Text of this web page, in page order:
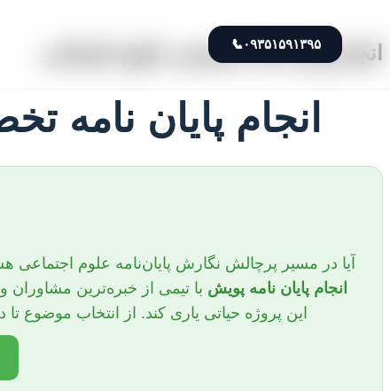
۰۹۳۵۱۵۹۱۳۹۵📞
انجام پایان نامه تخصصی علوم اجتماعی
انجام پایان نامه
آیا در مسیر پرچالش نگارش پایان‌نامه علوم اجتماعی
انجام پایان نامه پویش با تیمی از خبره‌ترین
این پروژه حیاتی یاری کند. از انتخاب موضوع تا